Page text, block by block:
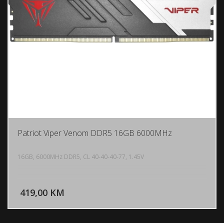
Patriot Viper Venom DDR5 16GB 6000MHz
16GB, 6000MHz DDR5, CL 40-40-40-77, 1.45V
419,00 KM